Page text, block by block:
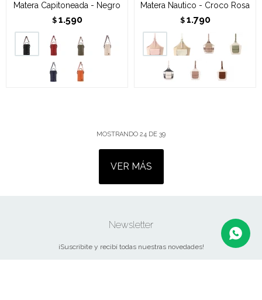
Matera Capitoneada - Negro
$ 1.590
Matera Nautico - Croco Rosa
$ 1.790
MOSTRANDO 24 DE 39
VER MÁS
Newsletter
¡Suscribite y recibí todas nuestras novedades!